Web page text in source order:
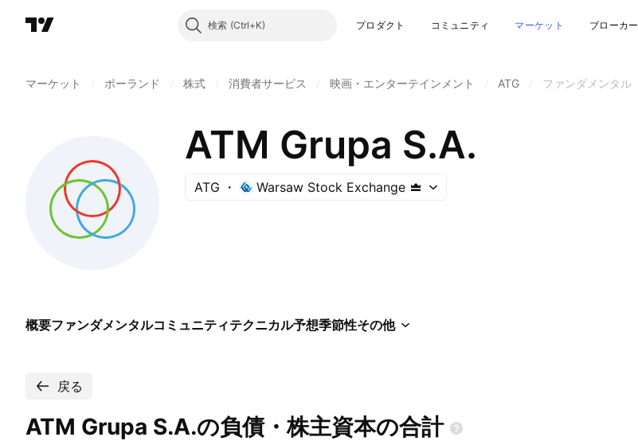
検索 プロダクト コミュニティ マーケット ブローカー
マーケット ポーランド 株式 消費者サービス 映画・エンターテインメント ATG ファンダメンタル
ATM Grupa S.A.
ATG Warsaw Stock Exchange
概要ファンダメンタルコミュニティテクニカル予想季節性その他
戻る
ATM Grupa S.A.の負債・株主資本の合計